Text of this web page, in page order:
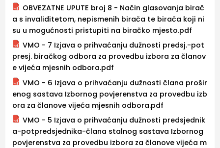
OBVEZATNE UPUTE broj 8 - Način glasovanja birač
a s invaliditetom, nepismenih birača te birača koji ni
su u mogućnosti pristupiti na biračko mjesto.pdf
VMO - 7 Izjava o prihvaćanju dužnosti predsj.-pot
presj. biračkog odbora za provedbu izbora za članov
e vijeća mjesnih odbora.pdf
VMO - 6 Izjava o prihvaćanju dužnosti člana prošir
enog sastava Izbornog povjerenstva za provedbu izb
ora za članove vijeća mjesnih odbora.pdf
VMO - 5 Izjava o prihvaćanju dužnosti predsjednik
a-potpredsjednika-člana stalnog sastava Izbornog
povjerenstva za provedbu izbora za članove vijeća m